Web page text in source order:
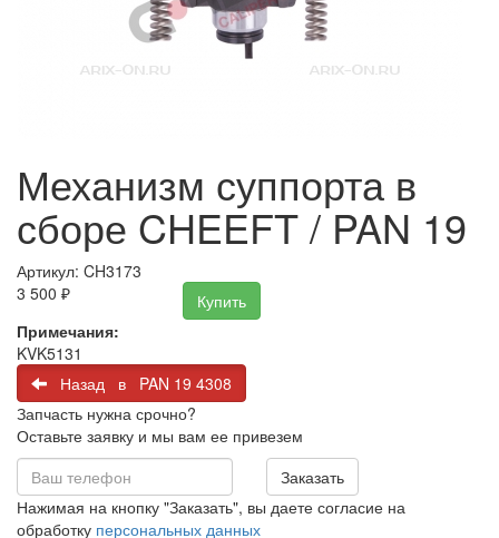
Механизм суппорта в
сборе CHEEFT / PAN 19
Артикул: CH3173
3 500 ₽
Купить
Примечания:
KVK5131
Назад в PAN 19 4308
Запчасть нужна срочно?
Оставьте заявку и мы вам ее привезем
Заказать
Нажимая на кнопку "Заказать", вы даете согласие на
обработку персональных данных